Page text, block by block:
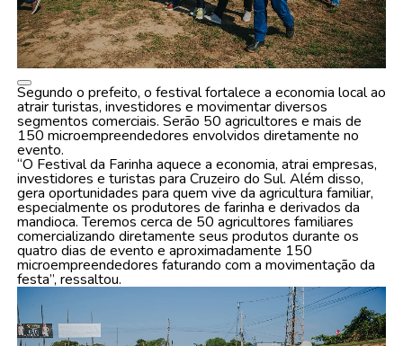
Segundo o prefeito, o festival fortalece a economia local ao
atrair turistas, investidores e movimentar diversos
segmentos comerciais. Serão 50 agricultores e mais de
150 microempreendedores envolvidos diretamente no
evento.
“O Festival da Farinha aquece a economia, atrai empresas,
investidores e turistas para Cruzeiro do Sul. Além disso,
gera oportunidades para quem vive da agricultura familiar,
especialmente os produtores de farinha e derivados da
mandioca. Teremos cerca de 50 agricultores familiares
comercializando diretamente seus produtos durante os
quatro dias de evento e aproximadamente 150
microempreendedores faturando com a movimentação da
festa”, ressaltou.